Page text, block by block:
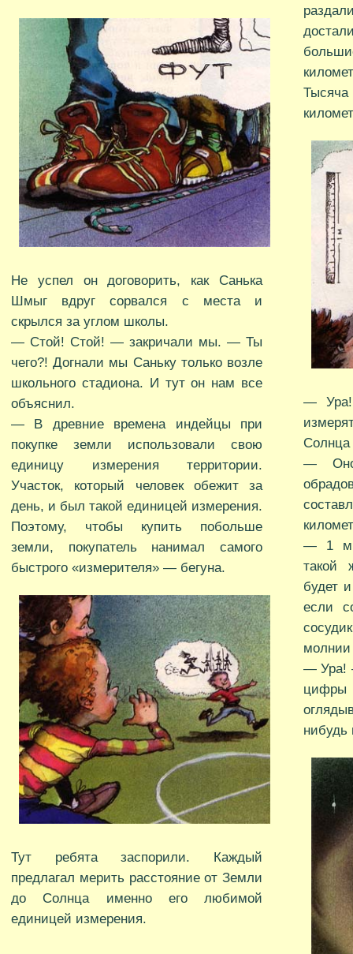
Не успел он договорить, как Санька
Шмыг вдруг сорвался с места и
скрылся за углом школы.
— Стой! Стой! — закричали мы. — Ты
чего?! Догнали мы Саньку только возле
школьного стадиона. И тут он нам все
объяснил.
— В древние времена индейцы при
покупке земли использовали свою
единицу измерения территории.
Участок, который человек обежит за
день, и был такой единицей измерения.
Поэтому, чтобы купить побольше
земли, покупатель нанимал самого
быстрого «измерителя» — бегуна.
Тут ребята заспорили. Каждый
предлагал мерить расстояние от Земли
до Солнца именно его любимой
единицей измерения.
—
Солнца
—
— 1
такой
будет
если
— Ура!
нибудь